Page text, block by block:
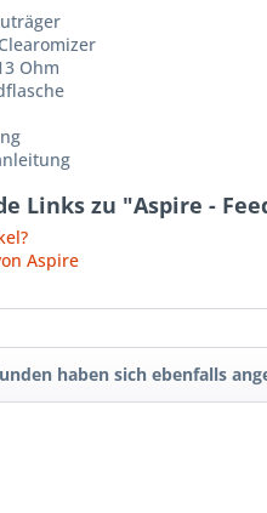
Ohm
Links zu "Aspire -
Aspire
haben sich ebenfalls